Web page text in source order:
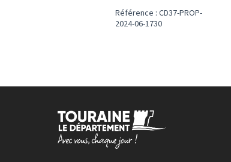
Référence : CD37-PROP-
2024-06-1730